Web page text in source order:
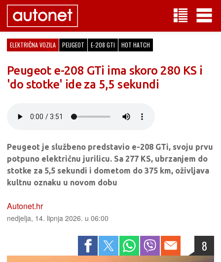
ELEKTRIČNA VOZILA PEUGEOT E-208 GTI HOT HATCH
Peugeot e-208 GTi ima skoro 280 KS i
'do stotke' ide za 5,5 sekundi
Peugeot je službeno predstavio e-208 GTi, svoju prvu
potpuno električnu jurilicu. Sa 277 KS, ubrzanjem do
stotke za 5,5 sekundi i dometom do 375 km, oživljava
kultnu oznaku u novom dobu
Autonet.hr
nedjelja, 14. lipnja 2026. u 06:00
8